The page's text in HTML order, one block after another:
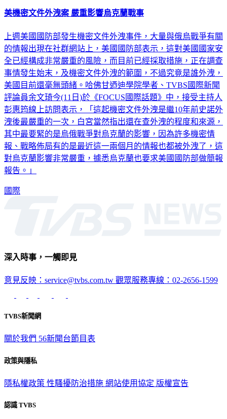
上週美國國防部發生機密文件外洩事件，大量與俄烏戰爭有關
的情報出現在社群網站上，美國國防部表示，這對美國國家安
全已經構成非常嚴重的風險，而目前已經採取措施，正在調查
事情發生始末，及機密文件外洩的範圍，不過究竟是誰外洩，
美國目前還毫無頭緒。哈佛甘迺迪學院學者、TVBS國際新聞
評論員余文琦今(11日)於《FOCUS國際話題》中，接受主持人
彭惠筠線上訪問表示，「這起機密文件外洩是繼10年前史諾外
洩後最嚴重的一次，白宮當然指出還在查外洩的程度和來源，
其中最要緊的是烏俄戰爭對烏克蘭的影響，因為許多機密情
報、戰略佈局有的是最近這一兩個月的情報也都被外洩了，這
對烏克蘭影響非常嚴重，據悉烏克蘭也要求美國國防部做簡報